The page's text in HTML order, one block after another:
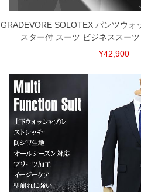
GRADEVORE SOLOTEX パンツウォ
スター付 スーツ ビジネススー
¥42,900